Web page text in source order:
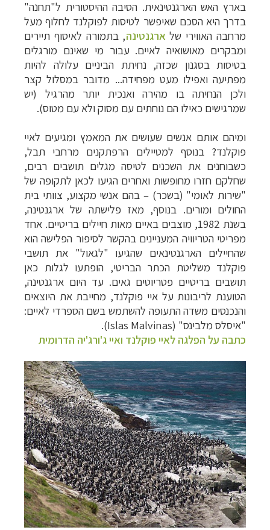
בארץ האש הארגנטינאית. הסיבה ההיסטורית ל"תחנה"
בדרך היא הסכם שאיפשר לטיסות לפוקלנד לחלוף מעל
מרחבה האווירי של ארגנטינה, בתמורה לאיסוף תיירים
ומבקרים מאושואיה לאיים. עבור מי שאינם מורגלים
בטיסות בסגנון שכזה, נחיתת הביניים עלולה להיות
מפתיעה ואפילו מעט מפחידה... מדובר במסלול קצר
ולכן הנחיתה בו מהירה ואנכית יותר מהרגיל (יש
שמרגישים כאילו הם נוחתים עם מסוק ולא עם מטוס).
ומיהם אותם אנשים שעושים את המאמץ ומגיעים לאיי
פוקלנד? בנוסף למטיילים הרפתקנים מרחבי תבל,
כשבוחנים את השכנים לטיסה מגלים תושבים רבים,
שחלקם חזרו מחופשות ואחרים הגיעו לכאן לתקופה של
"שירות לאומי" (בשכר) – בהם אנשי מקצוע, צוותי בית
החולים ומורים. בנוסף, מאז פלישתה של ארגנטינה,
בשנת 1982, מוצבים באיים מאות חיילים בריטיים. אחד
מפריטי הטריוויה המעניינים בהקשר לסיפור הפלישה הוא
שהחיילים הארגנטינאים שהגיעו "לגאול" את תושבי
פוקלנד משליטת הכתר הבריטי, הופתעו לגלות כאן
תושבים בריטיים פטריוטים גאים. עד היום ארגנטינה,
הטוענת לריבונות על איי פוקלנד, מחייבת את היוצאים
והנכנסים משדה התעופה להשתמש בשם הספרדי לאיים:
"איסלס מלבינס" (Islas Malvinas
).
כתבה על הפלגה לאיי פוקלנד ואיי ג'ורג'יה הדרומית